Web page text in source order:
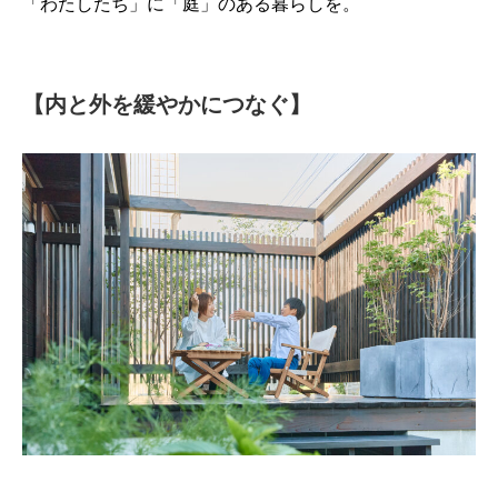
「わたしたち」に「庭」のある暮らしを。
【内と外を緩やかにつなぐ】